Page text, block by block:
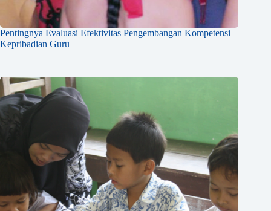
Pentingnya Evaluasi Efektivitas Pengembangan Kompetensi
Kepribadian Guru